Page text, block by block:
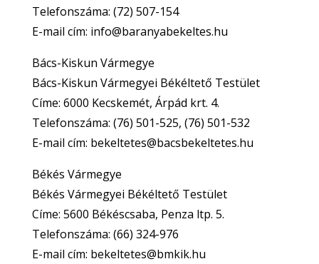
Telefonszáma: (72) 507-154
E-mail cím: info@baranyabekeltes.hu
Bács-Kiskun Vármegye
Bács-Kiskun Vármegyei Békéltető Testület
Címe: 6000 Kecskemét, Árpád krt. 4.
Telefonszáma: (76) 501-525, (76) 501-532
E-mail cím: bekeltetes@bacsbekeltetes.hu
Békés Vármegye
Békés Vármegyei Békéltető Testület
Címe: 5600 Békéscsaba, Penza ltp. 5.
Telefonszáma: (66) 324-976
E-mail cím: bekeltetes@bmkik.hu